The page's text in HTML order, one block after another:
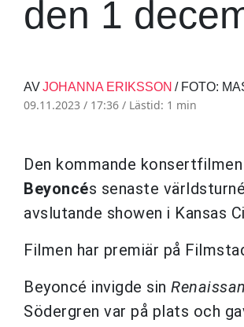
den 1
AVJOHANNA ERIKSSON / FOTO:
09.11.2023 / 17:36 / Lästid: 1 min
Den kommande konsertfilmen
Beyoncés senaste
avslutande showen i Kansas
Filmen har premiär på
Beyoncé invigde sin
Södergren var på plats och